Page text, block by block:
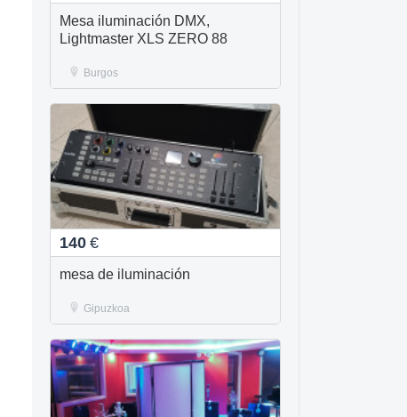
Mesa iluminación DMX,
Lightmaster XLS ZERO 88
Burgos
140 €
mesa de iluminación
Gipuzkoa